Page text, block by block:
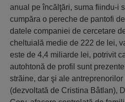
anual pe încălţări, suma fiindu-i
cumpăra o pereche de pantofi
datele companiei de cercetare
cheltuială medie de 222 de lei,
este de 4,4 miliarde lei, potrivit
autohtonă de profil sunt
străine, dar şi ale
(dezvoltată de Cristina Bâtlan),